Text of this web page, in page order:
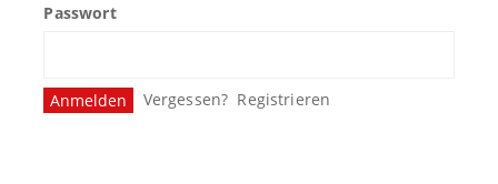
Passwort
Vergessen? Registrieren